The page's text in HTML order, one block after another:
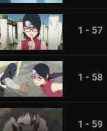
1 - 57
1 - 58
1 - 59